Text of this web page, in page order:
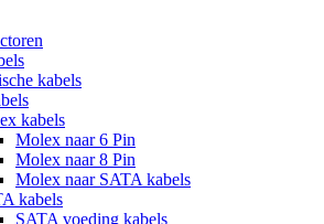
kabels
kabels
Molex naar 6 Pin
Molex naar 8 Pin
Molex naar SATA kabels
kabels
SATA voeding kabels